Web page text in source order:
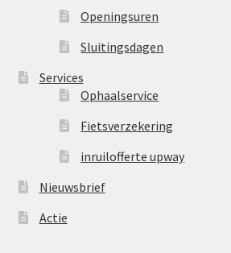
Openingsuren
Sluitingsdagen
Services
Ophaalservice
Fietsverzekering
inruilofferte upway
Nieuwsbrief
Actie